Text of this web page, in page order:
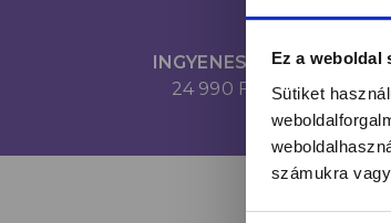
Ez a weboldal
Sütiket
számukra
INGYENES SZÁLLÍTÁS
24 990 FT FELETT